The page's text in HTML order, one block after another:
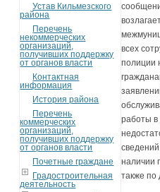
Устав Кильмезского
района
Перечень
некоммерческих
организаций,
получивших поддержку
от органов власти
Контактная
информация
История района
Перечень
коммерческих
организаций,
получивших поддержку
от органов власти
Почетные граждане
Градостроительная
деятельность
всех
полиции
работы в
наличии
также по